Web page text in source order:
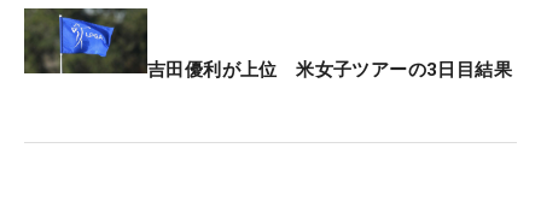
吉田優利が上位 米女子ツアーの3日目結果